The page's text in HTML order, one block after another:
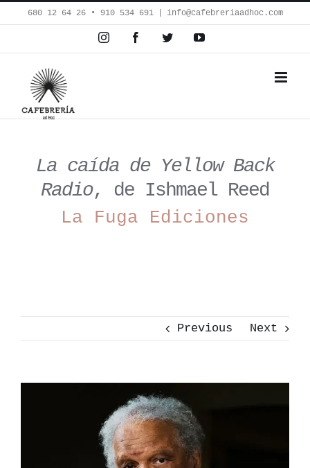
Saltar
al
contenido
680 12 64 26‬ • 910 534 691 info@cafebreriaadhoc.com
InstagramFacebookTwitterYouTube
La caída de Yellow Back
Radio, de Ishmael Reed
La Fuga Ediciones
Previous Next